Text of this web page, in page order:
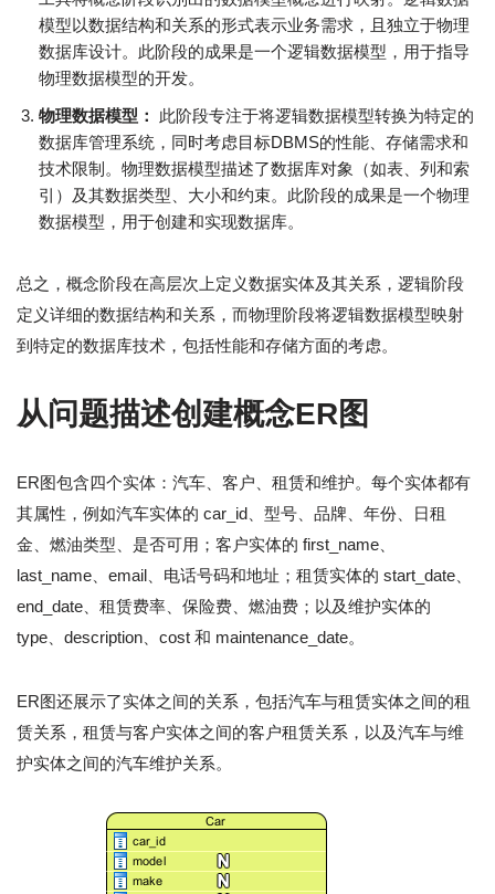
模型以数据结构和关系的形式表示业务需求，且独立于物理
数据库设计。此阶段的成果是一个逻辑数据模型，用于指导
物理数据模型的开发。
物理数据模型：
此阶段专注于将逻辑数据模型转换为特定的
数据库管理系统，同时考虑目标DBMS的性能、存储需求和
技术限制。物理数据模型描述了数据库对象（如表、列和索
引）及其数据类型、大小和约束。此阶段的成果是一个物理
数据模型，用于创建和实现数据库。
总之，概念阶段在高层次上定义数据实体及其关系，逻辑阶段
定义详细的数据结构和关系，而物理阶段将逻辑数据模型映射
到特定的数据库技术，包括性能和存储方面的考虑。
从问题描述创建概念ER图
ER图包含四个实体：汽车、客户、租赁和维护。每个实体都有
其属性，例如汽车实体的 car_id、型号、品牌、年份、日租
金、燃油类型、是否可用；客户实体的 first_name、
last_name、email、电话号码和地址；租赁实体的 start_date、
end_date、租赁费率、保险费、燃油费；以及维护实体的
type、description、cost 和 maintenance_date。
ER图还展示了实体之间的关系，包括汽车与租赁实体之间的租
赁关系，租赁与客户实体之间的客户租赁关系，以及汽车与维
护实体之间的汽车维护关系。